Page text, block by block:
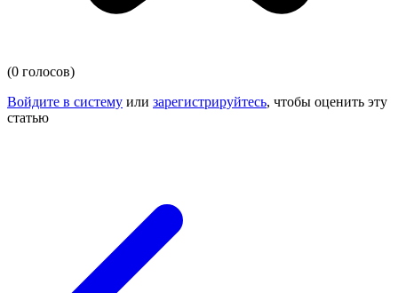
(0 голосов)
Войдите в систему или зарегистрируйтесь, чтобы оценить эту
статью